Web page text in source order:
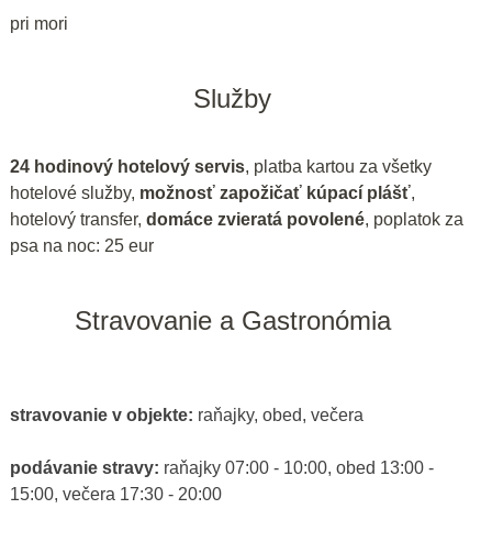
pri mori
Služby
24 hodinový hotelový servis, platba kartou za všetky
hotelové služby, možnosť zapožičať kúpací plášť,
hotelový transfer, domáce zvieratá povolené, poplatok za
psa na noc: 25 eur
Stravovanie a Gastronómia
stravovanie v objekte: raňajky, obed, večera
podávanie stravy: raňajky 07:00 - 10:00, obed 13:00 -
15:00, večera 17:30 - 20:00